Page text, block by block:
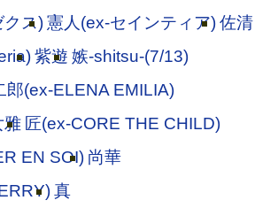
クス)憲人(ex-セインティア)佐清
紫遊 嫉-shitsu-(7/13)
郎(ex-ELENA EMILIA)
雅 匠(ex-CORE THE CHILD)
EN SOI) 尚華
真